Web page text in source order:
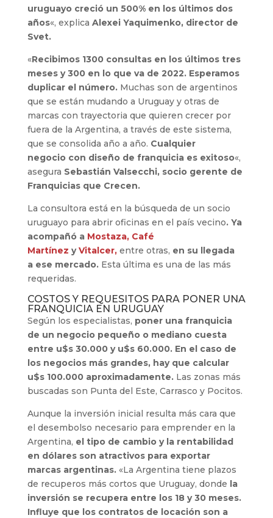
uruguayo creció un 500% en los últimos dos
años«, explica Alexei Yaquimenko, director de
Svet.
«Recibimos 1300 consultas en los últimos tres
meses y 300 en lo que va de 2022. Esperamos
duplicar el número. Muchas son de argentinos
que se están mudando a Uruguay y otras de
marcas con trayectoria que quieren crecer por
fuera de la Argentina, a través de este sistema,
que se consolida año a año. Cualquier
negocio con diseño de franquicia es exitoso«,
asegura Sebastián Valsecchi, socio gerente de
Franquicias que Crecen.
La consultora está en la búsqueda de un socio
uruguayo para abrir oficinas en el país vecino. Ya
acompañó a Mostaza, Café
Martínez yVitalcer,entre otras, en su llegada
a ese mercado. Esta última es una de las más
requeridas.
COSTOS Y REQUESITOS PARA PONER UNA
FRANQUICIA EN URUGUAY
Según los especialistas, poner una franquicia
de un negocio pequeño o mediano cuesta
entre u$s 30.000 y u$s 60.000. En el caso de
los negocios más grandes, hay que calcular
u$s 100.000 aproximadamente. Las zonas más
buscadas son Punta del Este, Carrasco y Pocitos.
Aunque la inversión inicial resulta más cara que
el desembolso necesario para emprender en la
Argentina, el tipo de cambio y la rentabilidad
en dólares son atractivos para exportar
marcas argentinas. «La Argentina tiene plazos
de recuperos más cortos que Uruguay, donde la
inversión se recupera entre los 18 y 30 meses.
Influye que los contratos de locación son a